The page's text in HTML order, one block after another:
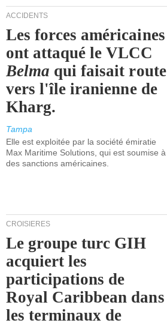
ACCIDENTS
Les forces américaines
ont attaqué le VLCC
Belma qui faisait route
vers l'île iranienne de
Kharg.
Tampa
Elle est exploitée par la société émiratie
Max Maritime Solutions, qui est soumise à
des sanctions américaines.
CROISIÈRES
Le groupe turc GIH
acquiert les
participations de
Royal Caribbean dans
les terminaux de